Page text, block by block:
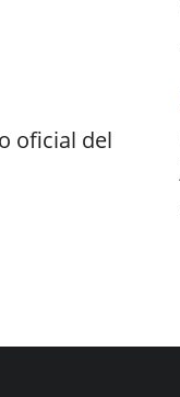
oficial del